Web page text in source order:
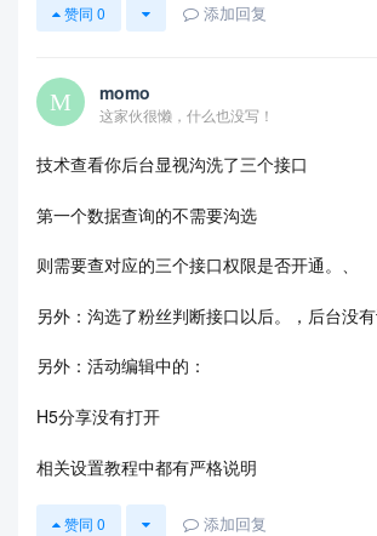
赞同 0 添加回复
momo
这家伙很懒，什么也没写！
技术查看你后台显视沟洗了三个接口
第一个数据查询的不需要沟选
则需要查对应的三个接口权限是否开通。、
另外：沟选了粉丝判断接口以后。，后台没有
另外：活动编辑中的：
H5分享没有打开
相关设置教程中都有严格说明
赞同 0 添加回复